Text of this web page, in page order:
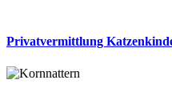
Privatvermittlung